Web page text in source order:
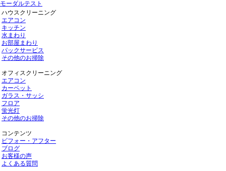
モーダルテスト
ハウスクリーニング
エアコン
キッチン
水まわり
お部屋まわり
パックサービス
その他のお掃除
オフィスクリーニング
エアコン
カーペット
ガラス・サッシ
フロア
蛍光灯
その他のお掃除
コンテンツ
ビフォー・アフター
ブログ
お客様の声
よくある質問